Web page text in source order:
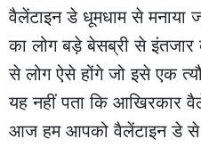
वैलेंटाइन डे धूमधाम से मनाया
का लोग बड़े बेसब्री से
से लोग ऐसे होंगे जो इसे एक
यह नहीं पता कि आखिरकार
आज हम आपको वैलेंटाइन डे से